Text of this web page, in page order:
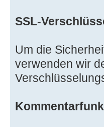
SSL-
Um die
verwenden wir